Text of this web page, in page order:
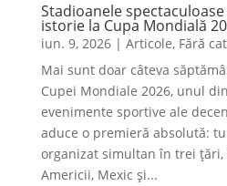
Stadioanele
istorie la Cupa Mondială
iun. 9, 2026| Articole, Fără
Mai sunt doar câteva
Cupei Mondiale 2026, unul
evenimente sportive ale
aduce o premieră absolută:
organizat simultan în trei țări,
Americii, Mexic și...